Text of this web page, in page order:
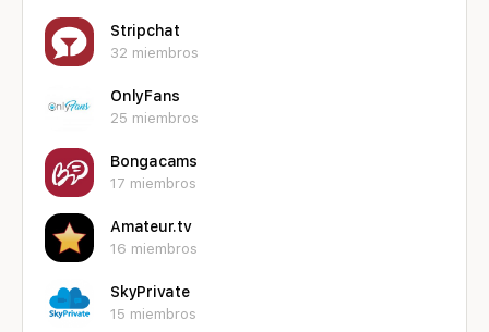
Stripchat
32 miembros
OnlyFans
25 miembros
Bongacams
17 miembros
Amateur.tv
16 miembros
SkyPrivate
15 miembros